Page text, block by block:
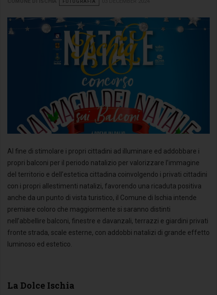
FOTOGRAFIA
Al fine di stimolare i propri cittadini ad illuminare ed addobbare i
propri balconi per il periodo natalizio per valorizzare l’immagine
del territorio e dell’estetica cittadina coinvolgendo i privati cittadini
con i propri allestimenti natalizi, favorendo una ricaduta positiva
anche da un punto di vista turistico, il Comune di Ischia intende
premiare coloro che maggiormente si saranno distinti
nell’abbellire balconi, finestre e davanzali, terrazzi e giardini privati
fronte strada, scale esterne, con addobbi natalizi di grande effetto
luminoso ed estetico.
La Dolce Ischia